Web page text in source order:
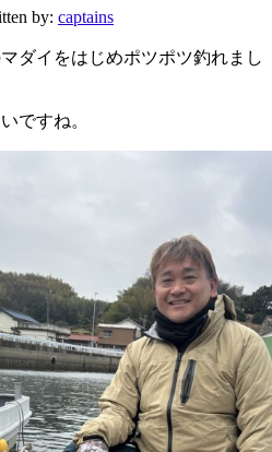
by: captains
ダイをはじめポツポツ釣れまし
ですね。